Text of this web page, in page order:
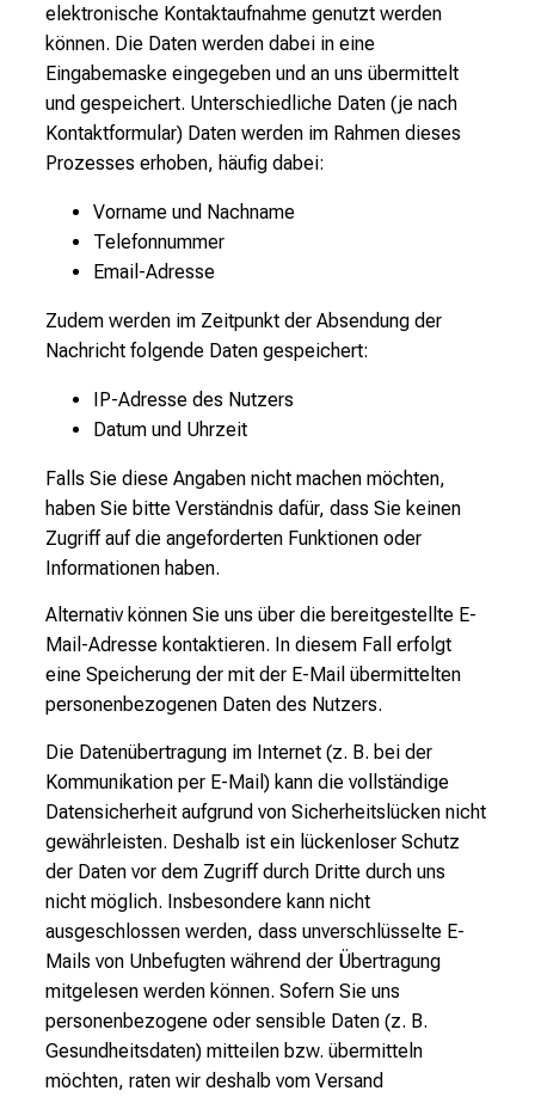
elektronische Kontaktaufnahme genutzt werden
können. Die Daten werden dabei in eine
Eingabemaske eingegeben und an uns übermittelt
und gespeichert. Unterschiedliche Daten (je nach
Kontaktformular) Daten werden im Rahmen dieses
Prozesses erhoben, häufig dabei:
Vorname und Nachname
Telefonnummer
Email-Adresse
Zudem werden im Zeitpunkt der Absendung der
Nachricht folgende Daten gespeichert:
IP-Adresse des Nutzers
Datum und Uhrzeit
Falls Sie diese Angaben nicht machen möchten,
haben Sie bitte Verständnis dafür, dass Sie keinen
Zugriff auf die angeforderten Funktionen oder
Informationen haben.
Alternativ können Sie uns über die bereitgestellte E-
Mail-Adresse kontaktieren. In diesem Fall erfolgt
eine Speicherung der mit der E-Mail übermittelten
personenbezogenen Daten des Nutzers.
Die Datenübertragung im Internet (z. B. bei der
Kommunikation per E-Mail) kann die vollständige
Datensicherheit aufgrund von Sicherheitslücken nicht
gewährleisten. Deshalb ist ein lückenloser Schutz
der Daten vor dem Zugriff durch Dritte durch uns
nicht möglich. Insbesondere kann nicht
ausgeschlossen werden, dass unverschlüsselte E-
Mails von Unbefugten während der Übertragung
mitgelesen werden können. Sofern Sie uns
personenbezogene oder sensible Daten (z. B.
Gesundheitsdaten) mitteilen bzw. übermitteln
möchten, raten wir deshalb vom Versand